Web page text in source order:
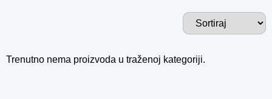
Trenutno nema proizvoda u traženoj kategoriji.